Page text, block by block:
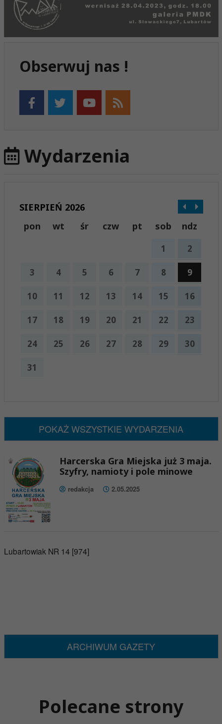
Obserwuj nas !
Wydarzenia
SIERPIEŃ 2026
pon
wt śr czw pt sob ndz
1 2
3 4 5 6 7 8 9
10 11 12 13 14 15 16
17 18 19 20 21 22 23
24 25 26 27 28 29 30
31
POKAŻ WSZYSTKIE WYDARZENIA
Harcerska Gra Miejska już 3 maja.
Szyfry, namioty i pole minowe
redakcja 2.05.2025
Lubartowiak NR 14 [974]
ARCHIWUM GAZETY
Polecane strony